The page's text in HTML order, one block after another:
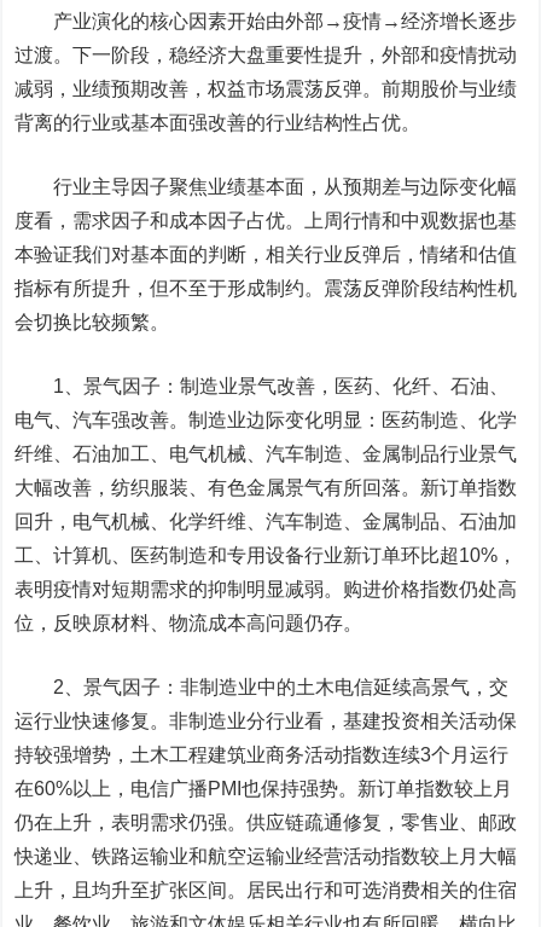
产业演化的核心因素开始由外部→疫情→经济增长逐步
过渡。下一阶段，稳经济大盘重要性提升，外部和疫情扰动
减弱，业绩预期改善，权益市场震荡反弹。前期股价与业绩
背离的行业或基本面强改善的行业结构性占优。
行业主导因子聚焦业绩基本面，从预期差与边际变化幅
度看，需求因子和成本因子占优。上周行情和中观数据也基
本验证我们对基本面的判断，相关行业反弹后，情绪和估值
指标有所提升，但不至于形成制约。震荡反弹阶段结构性机
会切换比较频繁。
1、景气因子：制造业景气改善，医药、化纤、石油、
电气、汽车强改善。制造业边际变化明显：医药制造、化学
纤维、石油加工、电气机械、汽车制造、金属制品行业景气
大幅改善，纺织服装、有色金属景气有所回落。新订单指数
回升，电气机械、化学纤维、汽车制造、金属制品、石油加
工、计算机、医药制造和专用设备行业新订单环比超10%，
表明疫情对短期需求的抑制明显减弱。购进价格指数仍处高
位，反映原材料、物流成本高问题仍存。
2、景气因子：非制造业中的土木电信延续高景气，交
运行业快速修复。非制造业分行业看，基建投资相关活动保
持较强增势，土木工程建筑业商务活动指数连续3个月运行
在60%以上，电信广播PMI也保持强势。新订单指数较上月
仍在上升，表明需求仍强。供应链疏通修复，零售业、邮政
快递业、铁路运输业和航空运输业经营活动指数较上月大幅
上升，且均升至扩张区间。居民出行和可选消费相关的住宿